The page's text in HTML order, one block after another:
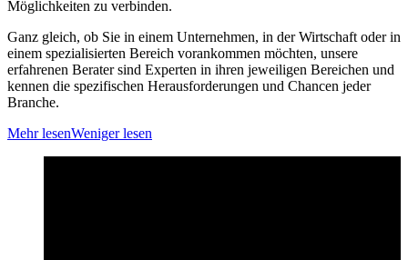
Möglichkeiten zu verbinden.
Ganz gleich, ob Sie in einem Unternehmen, in der Wirtschaft oder in
einem spezialisierten Bereich vorankommen möchten, unsere
erfahrenen Berater sind Experten in ihren jeweiligen Bereichen und
kennen die spezifischen Herausforderungen und Chancen jeder
Branche.
Mehr lesenWeniger lesen